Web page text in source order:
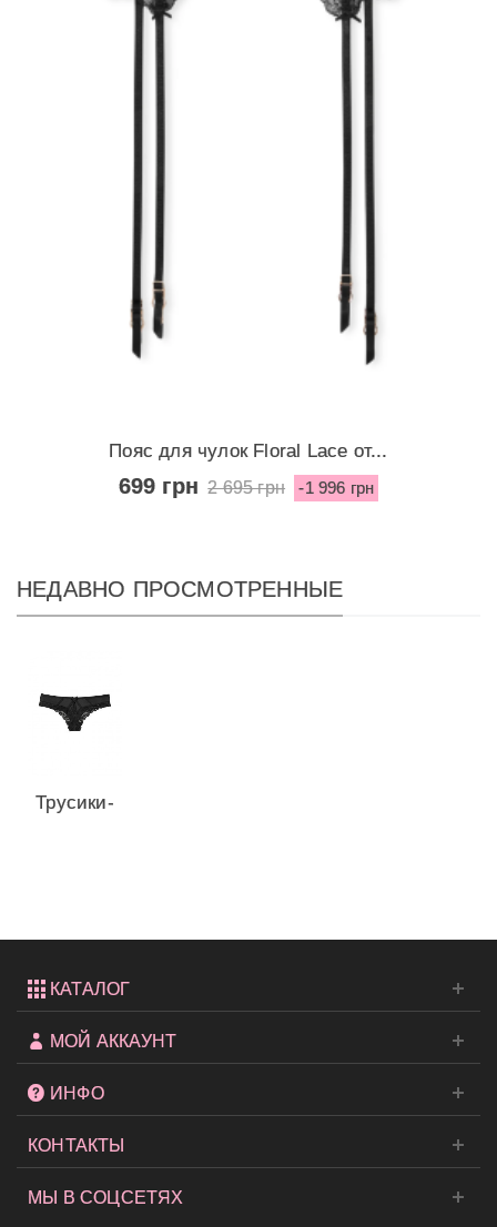
Пояс для чулок Floral Lace от...
699 грн 2 695 грн -1 996 грн
НЕДАВНО ПРОСМОТРЕННЫЕ
Трусики-
КАТАЛОГ
МОЙ АККАУНТ
ИНФО
КОНТАКТЫ
МЫ В СОЦСЕТЯХ